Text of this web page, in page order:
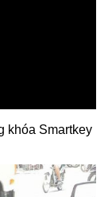
khóa Smartkey